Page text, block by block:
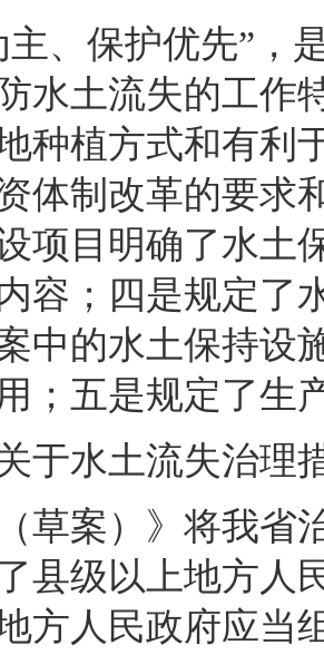
主、保护优先” ，
水土流失的工作
种植方式和有利
体制改革的要求
项目明确了水土
容 ； 四是规定了
中的水土保持设
；五是规定了生
关于水土流失治理
（草案）》将我
县级以上地方人
方人民政府应当